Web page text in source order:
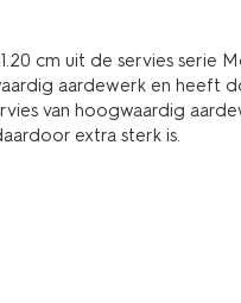
cm uit de servies serie
aardewerk en heeft
van hoogwaardig
extra sterk is.